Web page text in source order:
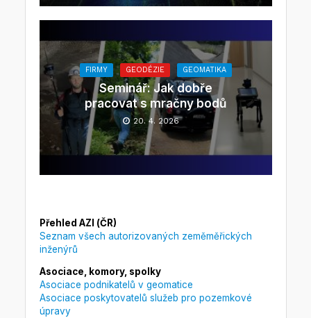
FIRMY GEODÉZIE GEOMATIKA
Seminář: Jak dobře
pracovat s mračny bodů
20. 4. 2026
Přehled AZI (ČR)
Seznam všech autorizovaných zeměměřických
inženýrů
Asociace, komory, spolky
Asociace podnikatelů v geomatice
Asociace poskytovatelů služeb pro pozemkové
úpravy